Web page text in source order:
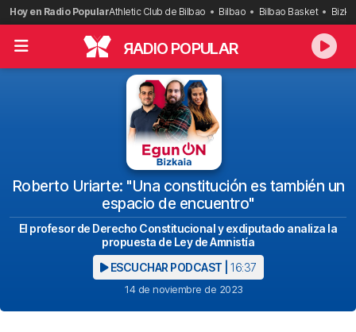
Saltar
al
contenido
Hoy en Radio PopularAthletic Club de Bilbao Bilbao Bilbao Basket
RADIO POPULAR
Roberto Uriarte: "Una constitución es también un
espacio de encuentro"
El profesor de Derecho Constitucional y exdiputado analiza la
propuesta de Ley de Amnistía
ESCUCHAR PODCAST | 16:37
14 de noviembre de 2023